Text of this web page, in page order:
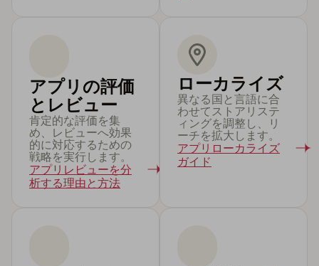
アプリの評価
とレビュー
肯定的な評価を集
め、レビューへ効果
的に対応するための
戦略を実行します。
アプリレビューを分
析する理由と方法
ローカライズ
異なる国と言語に合
わせてストアリステ
ィングを調整し、リ
ーチを拡大します。
アプリローカライズ
ガイド